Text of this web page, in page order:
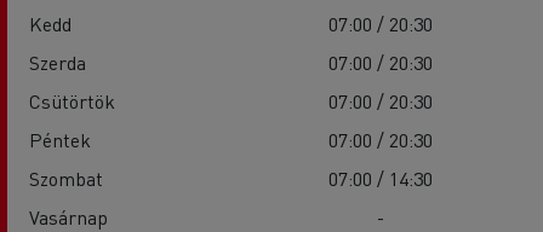
Kedd
07:00 / 20:30
Szerda
07:00 / 20:30
Csütörtök
07:00 / 20:30
Péntek
07:00 / 20:30
Szombat
07:00 / 14:30
Vasárnap
-